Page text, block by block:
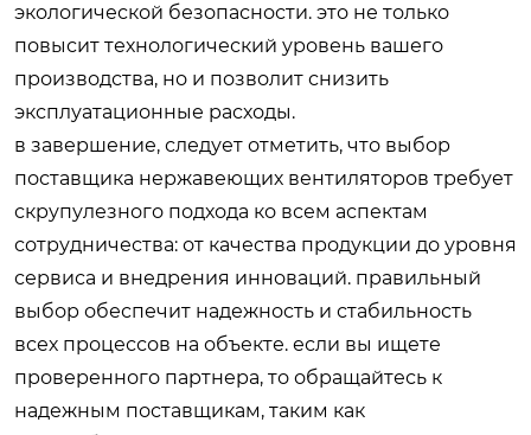
экологической безопасности. это не только
повысит технологический уровень вашего
производства, но и позволит снизить
эксплуатационные расходы.
в завершение, следует отметить, что выбор
поставщика нержавеющих вентиляторов требует
скрупулезного подхода ко всем аспектам
сотрудничества: от качества продукции до уровня
сервиса и внедрения инноваций. правильный
выбор обеспечит надежность и стабильность
всех процессов на объекте. если вы ищете
проверенного партнера, то обращайтесь к
надежным поставщикам, таким как